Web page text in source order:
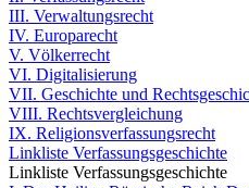
III. Verwaltungsrecht
IV. Europarecht
V. Völkerrecht
VI. Digitalisierung
VII. Geschichte und
VIII. Rechtsvergleichung
IX. Religionsverfassungsrecht
Linkliste Verfassungsgeschichte
Linkliste Verfassungsgeschichte